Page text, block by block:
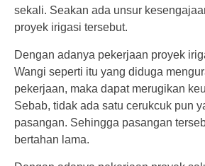
sekali. Seakan ada unsur
proyek irigasi tersebut.
Dengan adanya pekerjaan proyek
Wangi seperti itu yang diduga
pekerjaan, maka dapat merugikan
Sebab, tidak ada satu cerukcuk pun
pasangan. Sehingga pasangan
bertahan lama.